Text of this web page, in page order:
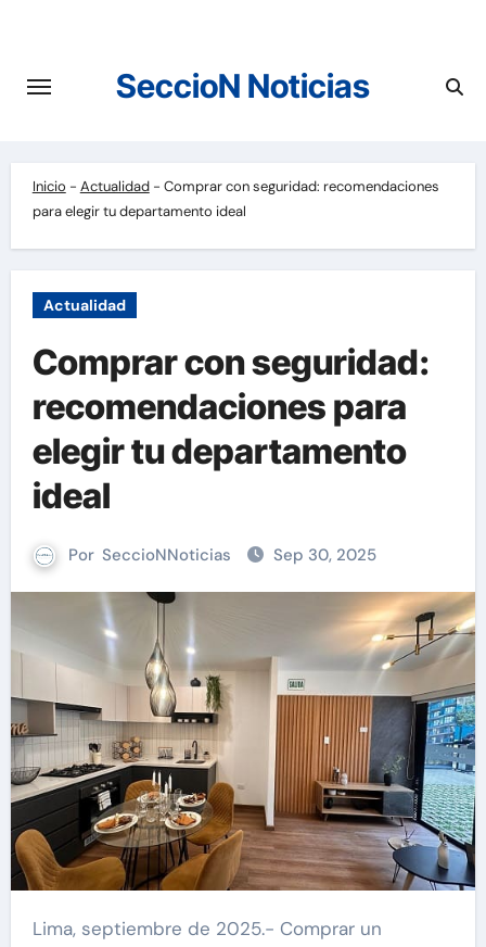
contenido
SeccioN Noticias
Inicio - Actualidad- Comprar con seguridad: recomendaciones
para elegir tu departamento ideal
Actualidad
Comprar con seguridad:
recomendaciones para
elegir tu departamento
ideal
Por SeccioNNoticias Sep 30, 2025
Lima, septiembre de 2025.- Comprar un